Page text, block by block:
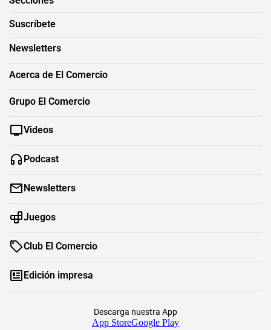
Suscríbete
Newsletters
Acerca de El Comercio
Grupo El Comercio
Videos
Podcast
Newsletters
Juegos
Club El Comercio
Edición impresa
Descarga nuestra App
App StoreGoogle Play